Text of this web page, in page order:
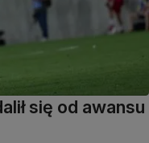
się od awansu